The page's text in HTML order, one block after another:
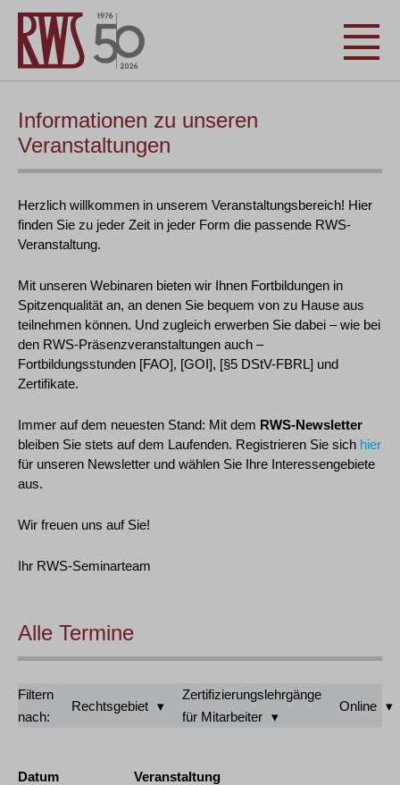
Informationen zu unseren
Veranstaltungen
Herzlich willkommen in unserem Veranstaltungsbereich! Hier
finden Sie zu jeder Zeit in jeder Form die passende RWS-
Veranstaltung.
Mit unseren Webinaren bieten wir Ihnen Fortbildungen in
Spitzenqualität an, an denen Sie bequem von zu Hause aus
teilnehmen können. Und zugleich erwerben Sie dabei – wie bei
den RWS-Präsenzveranstaltungen auch –
Fortbildungsstunden [FAO], [GOI], [§5 DStV-FBRL] und
Zertifikate.
Immer auf dem neuesten Stand: Mit dem RWS-Newsletter
bleiben Sie stets auf dem Laufenden. Registrieren Sie sich hier
für unseren Newsletter und wählen Sie Ihre Interessengebiete
aus.
Wir freuen uns auf Sie!
Ihr RWS-Seminarteam
Alle Termine
Filtern
nach:
Rechtsgebiet
Zertifizierungslehrgänge
für Mitarbeiter
Online
Datum Veranstaltung